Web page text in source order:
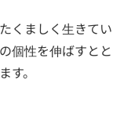
くましく生きて
個性を伸ばすと
。